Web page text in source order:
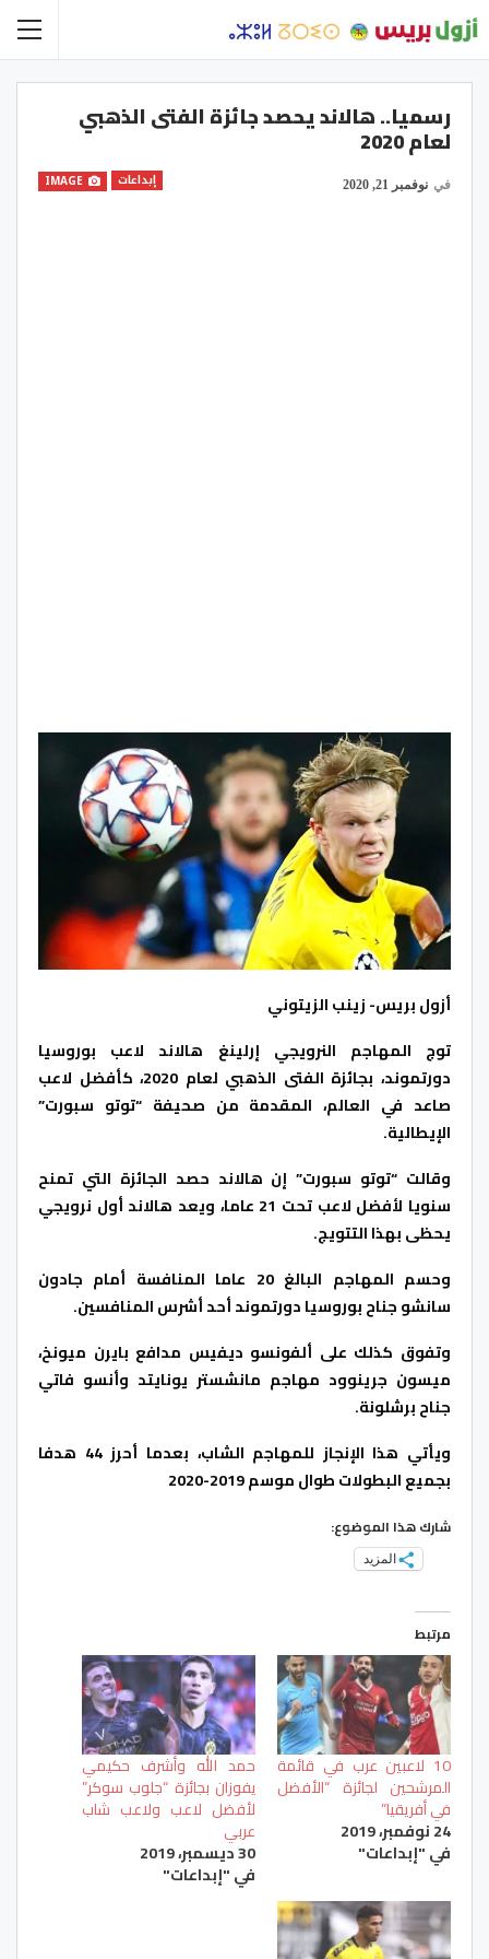
رسميا.. هالاند يحصد جائزة الفتى الذهبي
لعام 2020
إبداعات في نوفمبر 21, 2020
أزول بريس- زينب الزيتوني
توج المهاجم النرويجي إرلينغ هالاند لاعب بوروسيا
دورتموند، بجائزة الفتى الذهبي لعام 2020، كأفضل لاعب
صاعد في العالم، المقدمة من صحيفة “توتو سبورت”
الإيطالية.
وقالت “توتو سبورت” إن هالاند حصد الجائزة التي تمنح
سنويا لأفضل لاعب تحت 21 عاما، ويعد هالاند أول نرويجي
يحظى بهذا التتويج.
وحسم المهاجم البالغ 20 عاما المنافسة أمام جادون
سانشو جناح بوروسيا دورتموند أحد أشرس المنافسين.
وتفوق كذلك على ألفونسو ديفيس مدافع بايرن ميونخ،
ميسون جرينوود مهاجم مانشستر يونايتد وأنسو فاتي
جناح برشلونة.
ويأتي هذا الإنجاز للمهاجم الشاب، بعدما أحرز 44 هدفا
بجميع البطولات طوال موسم 2019-2020
شارك هذا الموضوع:
المزيد
مرتبط
10 لاعبين عرب في قائمة
المرشحين لجائزة “الأفضل
في أفريقيا”
24 نوفمبر، 2019
في "إبداعات"
حمد الله وأشرف حكيمي
يفوزان بجائزة “جلوب سوكر”
لأفضل لاعب ولاعب شاب
عربي
30 ديسمبر، 2019
في "إبداعات"